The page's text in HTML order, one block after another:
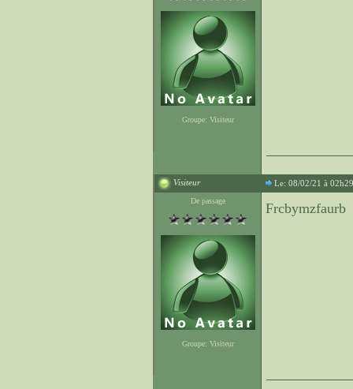
Groupe: Visiteur
Visiteur Le: 08/02/21 à 02h29
De passage
Groupe: Visiteur
Frcbymzfaurb